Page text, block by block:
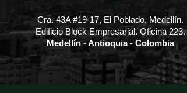
Cra. 43A #19-17, El Poblado, Medellín.
Edificio Block Empresarial. Oficina 223.
Medellín - Antioquia - Colombia